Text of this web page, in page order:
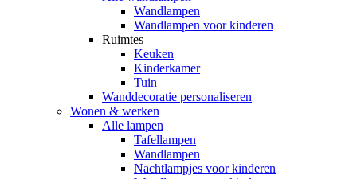
Wandlampen
Wandlampen voor kinderen
Ruimtes
Keuken
Kinderkamer
Tuin
Wanddecoratie personaliseren
Wonen & werken
Alle lampen
Tafellampen
Wandlampen
Nachtlampjes voor kinderen